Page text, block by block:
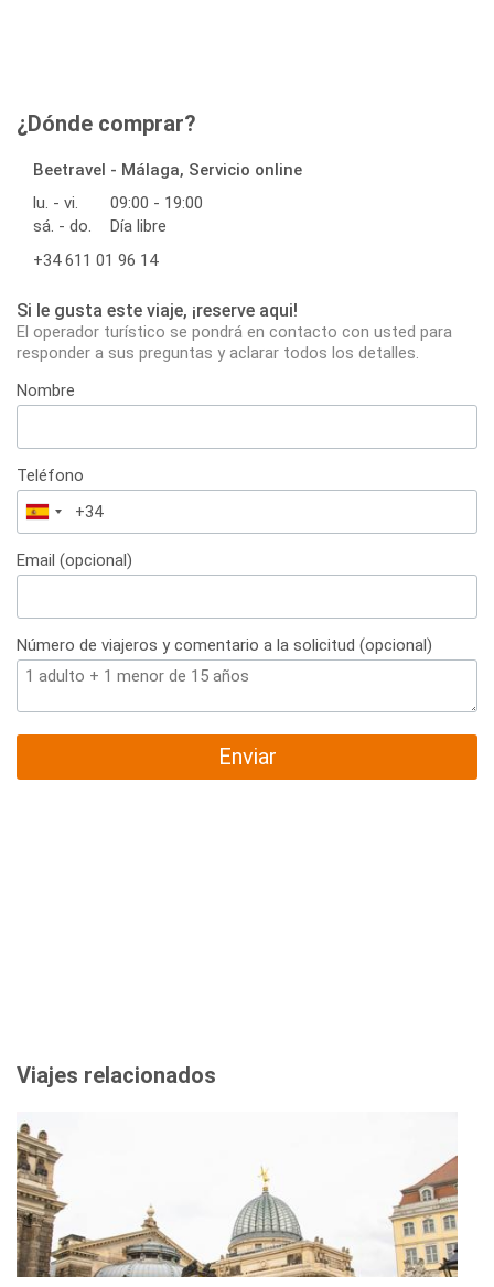
¿Dónde comprar?
Beetravel - Málaga, Servicio online
lu. - vi.
09:00 - 19:00
sá. - do.
Día libre
+34 611 01 96 14
Si le gusta este viaje, ¡reserve aqui!
El operador turístico se pondrá en contacto con usted para
responder a sus preguntas y aclarar todos los detalles.
Nombre
Teléfono
España
+34
Email (opcional)
Número de viajeros y comentario a la solicitud (opcional)
Enviar
Viajes relacionados